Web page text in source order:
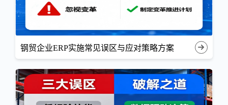
钢贸企业ERP实施常见误区与应对策略方案